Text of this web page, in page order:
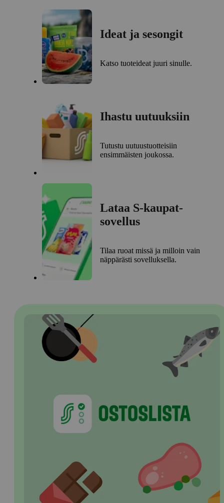
Ideat ja sesongit
Katso tuoteideat juuri sinulle.
Ihastu uutuuksiin
Tutustu uutuustuotteisiin
ensimmäisten joukossa.
Lataa S-kaupat-
sovellus
Tilaa ruoat missä ja milloin vain
näppärästi sovelluksella.